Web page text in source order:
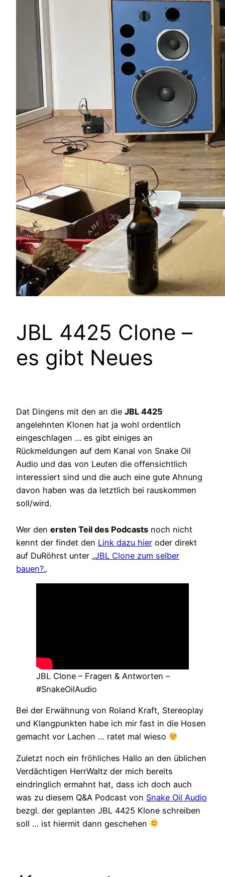
JBL 4425 Clone –
es gibt Neues
Dat Dingens mit den an die JBL 4425
angelehnten Klonen hat ja wohl ordentlich
eingeschlagen … es gibt einiges an
Rückmeldungen auf dem Kanal von Snake Oil
Audio und das von Leuten die offensichtlich
interessiert sind und die auch eine gute Ahnung
davon haben was da letztlich bei rauskommen
soll/wird.
Wer den ersten Teil des Podcasts noch nicht
kennt der findet den Link dazu hier oder direkt
auf DuRöhrst unter „JBL Clone zum selber
bauen?„
JBL Clone – Fragen & Antworten –
#SnakeOilAudio
Bei der Erwähnung von Roland Kraft, Stereoplay
und Klangpunkten habe ich mir fast in die Hosen
gemacht vor Lachen … ratet mal wieso
Zuletzt noch ein fröhliches Hallo an den üblichen
Verdächtigen HerrWaltz der mich bereits
eindringlich ermahnt hat, dass ich doch auch
was zu diesem Q&A Podcast von Snake Oil Audio
bezgl. der geplanten JBL 4425 Klone schreiben
soll … ist hiermit dann geschehen